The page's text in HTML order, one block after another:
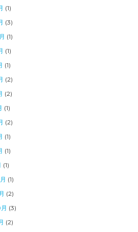
(1)
(3)
(1)
(1)
(1)
(2)
(2)
(1)
(2)
(1)
(1)
(1)
(1)
(2)
(3)
(2)